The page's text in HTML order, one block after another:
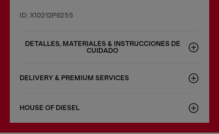
ID: X10212P6255
DETALLES, MATERIALES & INSTRUCCIONES DE
CUIDADO
DELIVERY & PREMIUM SERVICES
HOUSE OF DIESEL